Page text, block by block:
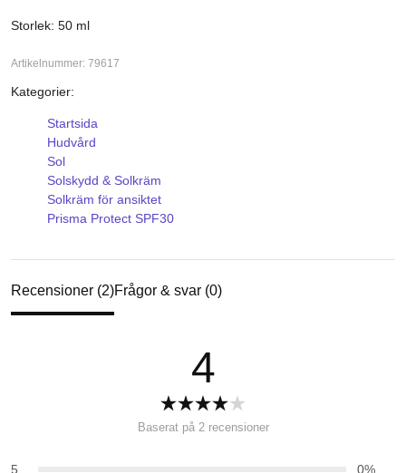
Storlek: 50 ml
Artikelnummer: 79617
Kategorier:
Startsida
Hudvård
Sol
Solskydd & Solkräm
Solkräm för ansiktet
Prisma Protect SPF30
Recensioner (2)Frågor & svar (0)
4
Baserat på 2 recensioner
5
0%